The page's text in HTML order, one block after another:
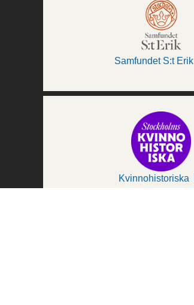
Samfundet S:t Erik
Kvinnohistoriska